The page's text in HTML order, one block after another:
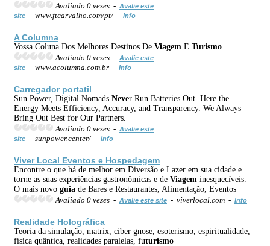
Avaliado 0 vezes - Avalie este
site - www.ftcarvalho.com/pt/ - Info
A Columna
Vossa Coluna Dos Melhores Destinos De Viagem E Turismo
Avaliado 0 vezes - Avalie este
site - www.acolumna.com.br - Info
Carregador portatil
Sun Power, Digital Nomads Never Run Batteries Out. Here the
Energy Meets Efficiency, Accuracy, and Transparency. We Always
Bring Out Best for Our Partners.
Avaliado 0 vezes - Avalie este
site - sunpower.center/ - Info
Viver Local Eventos e Hospedagem
Encontre o que há de melhor em Diversão e Lazer em sua cidade e
torne as suas experiências gastronômicas e de Viagem inesquecíveis.
O mais novo guia de Bares e Restaurantes, Alimentação, Eventos
Avaliado 0 vezes - Avalie este site - viverlocal.com - Info
Realidade Holográfica
Teoria da simulação, matrix, ciber gnose, esoterismo, espiritualidade,
física quântica, realidades paralelas, futurismo